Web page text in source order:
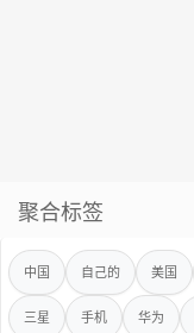
聚合标签
中国 自己的 美国
三星 手机 华为